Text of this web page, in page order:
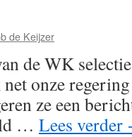
de Keijzer
de WK
onze
ze een
… Lees verder